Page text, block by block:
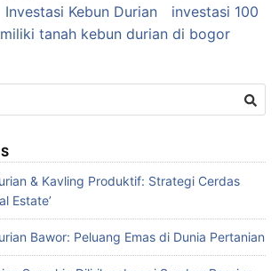
Investasi Kebun Durian
investasi 100
tanah kebun durian di bogor
& Kavling Produktif: Strategi Cerdas
Estate’
Bawor: Peluang Emas di Dunia Pertanian